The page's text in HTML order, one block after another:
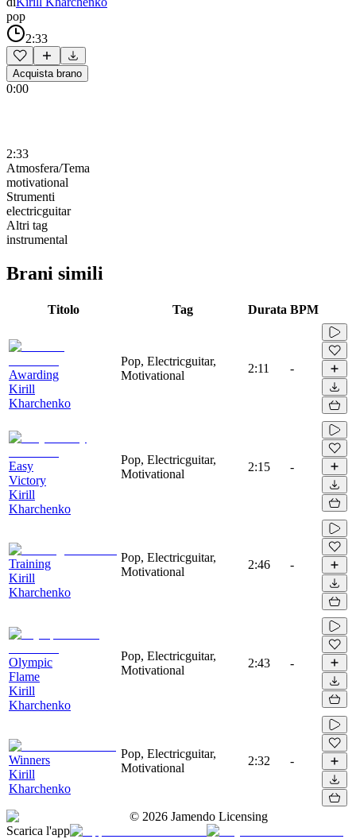
pop
2:33
Acquista brano
0:00
2:33
Atmosfera/Tema
motivational
Strumenti
electricguitar
Altri tag
instrumental
Brani simili
Titolo Tag Durata BPM
Awarding
Kirill
Kharchenko
Pop, Electricguitar,
Motivational
2:11 -
Easy
Victory
Kirill
Kharchenko
Pop, Electricguitar,
Motivational
2:15 -
Training
Kirill
Kharchenko
Pop, Electricguitar,
Motivational
2:46 -
Olympic
Flame
Kirill
Kharchenko
Pop, Electricguitar,
Motivational
2:43 -
Winners
Kirill
Kharchenko
Pop, Electricguitar,
Motivational
2:32 -
© 2026 Jamendo Licensing
Scarica l'app